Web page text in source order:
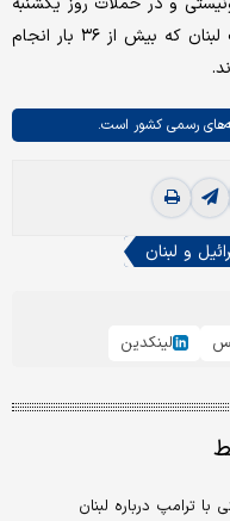
شب این رژیم به شهرها و روستاهای جنوب لبنان که بیش از ۳۶ بار انجام
رسمی کشور است.
و لبنان
لینکدین
ترامپ درباره لبنان